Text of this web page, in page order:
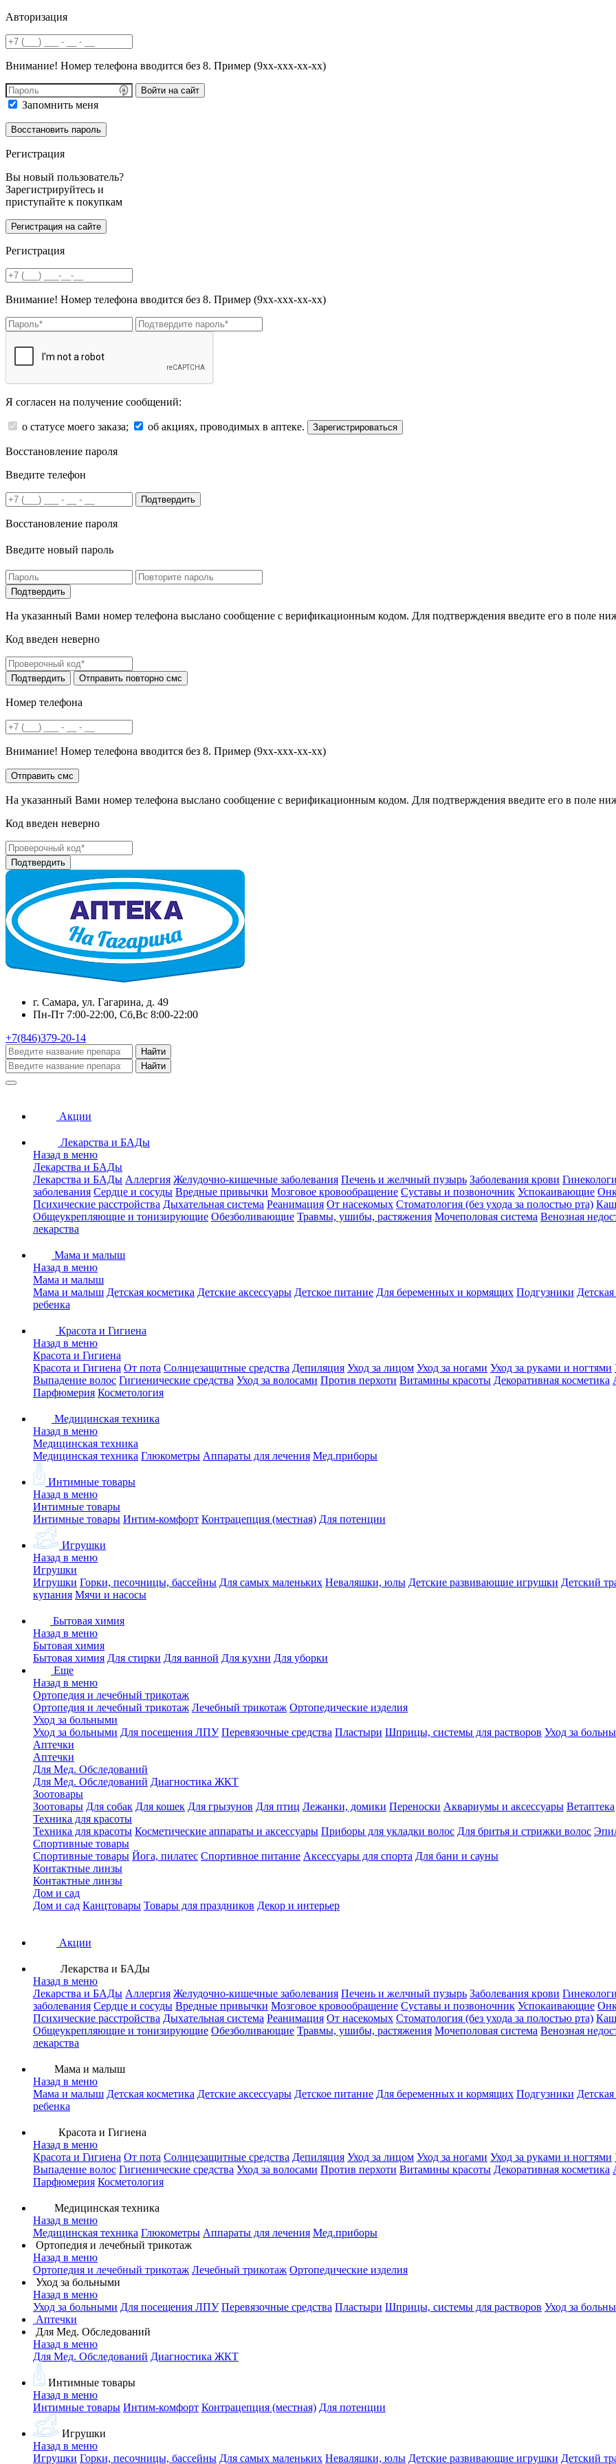
Авторизация
Внимание! Номер телефона вводится без 8. Пример (9хх-ххх-хх-хх)
Войти на сайт
Запомнить меня
Регистрация
Вы новый пользователь?
Зарегистрируйтесь и
приступайте к покупкам
Регистрация
Внимание! Номер телефона вводится без 8. Пример (9хх-ххх-хх-хх)
Я согласен на получение сообщений:
о статусе моего заказа; об акциях, проводимых в аптеке. Зарегистрироваться
Восстановление пароля
Введите телефон
Подтвердить
Восстановление пароля
Введите новый пароль
На указанный Вами номер телефона выслано сообщение с верификационным кодом. Для подтверждения введите его в поле
Код введен неверно
Номер телефона
Внимание! Номер телефона вводится без 8. Пример (9хх-ххх-хх-хх)
На указанный Вами номер телефона выслано сообщение с верификационным кодом. Для подтверждения введите его в поле
Код введен неверно
г. Самара, ул. Гагарина, д. 49
Пн-Пт 7:00-22:00, Сб,Вс 8:00-22:00
+7(846)379-20-14
Найти
Найти
Акции
Лекарства и БАДы
Назад в меню
Лекарства и БАДы
Лекарства и БАДы Аллергия Желудочно-кишечные заболевания Печень и желчный пузырь Заболевания крови
заболевания Сердце и сосуды Вредные привычки Мозговое кровообращение Суставы и позвоночник Успокаивающие
Психические расстройства Дыхательная система Реанимация От насекомых Стоматология (без ухода за полостью рта)
Общеукрепляющие и тонизирующие Обезболивающие Травмы, ушибы, растяжения Мочеполовая система Венозная
лекарства
Мама и малыш
Назад в меню
Мама и малыш
Мама и малыш Детская косметика Детские аксессуары Детское питание Для беременных и кормящих Подгузники
ребенка
Красота и Гигиена
Назад в меню
Красота и Гигиена
Красота и Гигиена От пота Солнцезащитные средства Депиляция Уход за лицом Уход за ногами Уход за руками и ногтями
Выпадение волос Гигиенические средства Уход за волосами Против перхоти Витамины красоты Декоративная косметика
Парфюмерия Косметология
Медицинская техника
Назад в меню
Медицинская техника
Медицинская техника Глюкометры Аппараты для лечения Мед.приборы
Интимные товары
Назад в меню
Интимные товары
Интимные товары Интим-комфорт Контрацепция (местная) Для потенции
Игрушки
Назад в меню
Игрушки
Игрушки Горки, песочницы, бассейны Для самых маленьких Неваляшки, юлы Детские развивающие игрушки Детский
купания Мячи и насосы
Бытовая химия
Назад в меню
Бытовая химия
Бытовая химия Для стирки Для ванной Для кухни Для уборки
Еще
Назад в меню
Ортопедия и лечебный трикотаж
Ортопедия и лечебный трикотаж Лечебный трикотаж Ортопедические изделия
Уход за больными
Уход за больными Для посещения ЛПУ Перевязочные средства Пластыри Шприцы, системы для растворов Уход за
Аптечки
Аптечки
Для Мед. Обследований
Для Мед. Обследований Диагностика ЖКТ
Зоотовары
Зоотовары Для собак Для кошек Для грызунов Для птиц Лежанки, домики Переноски Аквариумы и аксессуары Ветаптека
Техника для красоты
Техника для красоты Косметические аппараты и аксессуары Приборы для укладки волос Для бритья и стрижки волос
Спортивные товары
Спортивные товары Йога, пилатес Спортивное питание Аксессуары для спорта Для бани и сауны
Контактные линзы
Контактные линзы
Дом и сад
Дом и сад Канцтовары Товары для праздников Декор и интерьер
Акции
Лекарства и БАДы
Назад в меню
Лекарства и БАДы Аллергия Желудочно-кишечные заболевания Печень и желчный пузырь Заболевания крови
заболевания Сердце и сосуды Вредные привычки Мозговое кровообращение Суставы и позвоночник Успокаивающие
Психические расстройства Дыхательная система Реанимация От насекомых Стоматология (без ухода за полостью рта)
Общеукрепляющие и тонизирующие Обезболивающие Травмы, ушибы, растяжения Мочеполовая система Венозная
лекарства
Мама и малыш
Назад в меню
Мама и малыш Детская косметика Детские аксессуары Детское питание Для беременных и кормящих Подгузники
ребенка
Красота и Гигиена
Назад в меню
Красота и Гигиена От пота Солнцезащитные средства Депиляция Уход за лицом Уход за ногами Уход за руками и ногтями
Выпадение волос Гигиенические средства Уход за волосами Против перхоти Витамины красоты Декоративная косметика
Парфюмерия Косметология
Медицинская техника
Назад в меню
Медицинская техника Глюкометры Аппараты для лечения Мед.приборы
Ортопедия и лечебный трикотаж
Назад в меню
Ортопедия и лечебный трикотаж Лечебный трикотаж Ортопедические изделия
Уход за больными
Назад в меню
Уход за больными Для посещения ЛПУ Перевязочные средства Пластыри Шприцы, системы для растворов Уход за
Аптечки
Для Мед. Обследований
Назад в меню
Для Мед. Обследований Диагностика ЖКТ
Интимные товары
Назад в меню
Интимные товары Интим-комфорт Контрацепция (местная) Для потенции
Игрушки
Назад в меню
Игрушки Горки, песочницы, бассейны Для самых маленьких Неваляшки, юлы Детские развивающие игрушки Детский